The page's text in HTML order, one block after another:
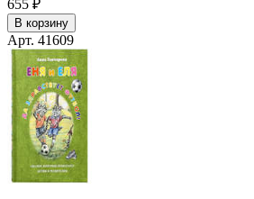
655 ₽
В корзину
Арт. 41609